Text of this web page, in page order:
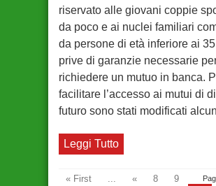
riservato alle giovani coppie
da poco e ai nuclei familiari
da persone di età inferiore ai
prive di garanzie necessarie
richiedere un mutuo in banca.
facilitare l’accesso ai mutui di
futuro sono stati modificati
Leggi Tutto
« First ... « 8
9